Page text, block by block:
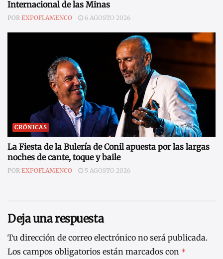
Internacional de las Minas
POR EXPOFLAMENCO 6 AGOSTO 2026
CRÓNICAS
La Fiesta de la Bulería de Conil apuesta por las largas
noches de cante, toque y baile
POR EXPOFLAMENCO 5 AGOSTO 2026
Deja una respuesta
Tu dirección de correo electrónico no será publicada.
Los campos obligatorios están marcados con *